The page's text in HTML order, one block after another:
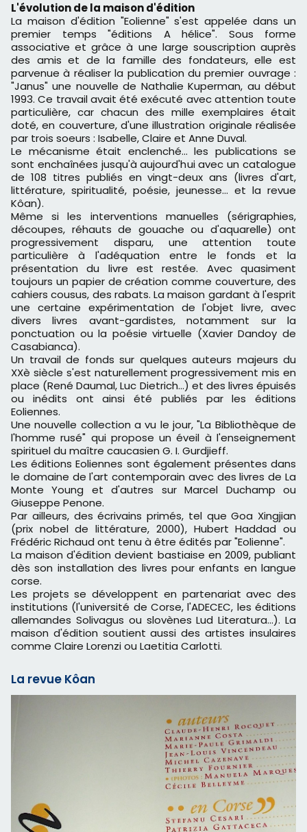
L'évolution de la maison d'édition
La maison d'édition "Eolienne" s'est appelée dans un
premier temps "éditions A hélice". Sous forme
associative et grâce à une large souscription auprès
des amis et de la famille des fondateurs, elle est
parvenue à réaliser la publication du premier ouvrage :
"Janus" une nouvelle de Nathalie Kuperman, au début
1993. Ce travail avait été exécuté avec attention toute
particulière, car chacun des mille exemplaires était
doté, en couverture, d'une illustration originale réalisée
par trois soeurs : Isabelle, Claire et Anne Duval.
Le mécanisme était enclenché... les publications se
sont enchaînées jusqu'à aujourd'hui avec un catalogue
de 108 titres publiés en vingt-deux ans (livres d'art,
littérature, spiritualité, poésie, jeunesse... et la revue
Kôan).
Même si les interventions manuelles (sérigraphies,
découpes, réhauts de gouache ou d'aquarelle) ont
progressivement disparu, une attention toute
particulière à l'adéquation entre le fonds et la
présentation du livre est restée. Avec quasiment
toujours un papier de création comme couverture, des
cahiers cousus, des rabats. La maison gardant à l'esprit
une certaine expérimentation de l'objet livre, avec
divers livres avant-gardistes, notamment sur la
ponctuation ou la poésie virtuelle (Xavier Dandoy de
Casabianca).
Un travail de fonds sur quelques auteurs majeurs du
XXè siècle s'est naturellement progressivement mis en
place (René Daumal, Luc Dietrich...) et des livres épuisés
ou inédits ont ainsi été publiés par les éditions
Eoliennes.
Une nouvelle collection a vu le jour, "La Bibliothèque de
l'homme rusé" qui propose un éveil à l'enseignement
spirituel du maître caucasien G. I. Gurdjieff.
Les éditions Eoliennes sont également présentes dans
le domaine de l'art contemporain avec des livres de La
Monte Young et d'autres sur Marcel Duchamp ou
Giuseppe Penone.
Par ailleurs, des écrivains primés, tel que Goa Xingjian
(prix nobel de littérature, 2000), Hubert Haddad ou
Frédéric Richaud ont tenu à être édités par "Eolienne".
La maison d'édition devient bastiaise en 2009, publiant
dès son installation des livres pour enfants en langue
corse.
Les projets se développent en partenariat avec des
institutions (l'université de Corse, l'ADECEC, les éditions
allemandes Solivagus ou slovènes Lud Literatura...). La
maison d'édition soutient aussi des artistes insulaires
comme Claire Lorenzi ou Laetitia Carlotti.
La revue Kôan